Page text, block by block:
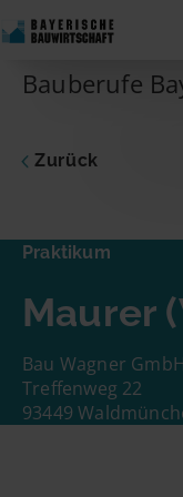
Skip to content
Bauberufe
Zurück
Praktikum
Maurer
Bau Wagner
Treffenweg 22
93449
Maurer
Dich
Dann nimm
Namen und
Schon geht es
Name